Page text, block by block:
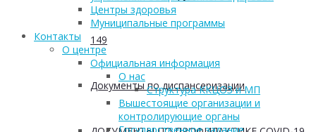
149
Документы по диспансеризации
Центры здоровья
Муниципальные программы
Контакты
О центре
Официальная информация
О нас
Структура ККЦОЗ и МП
Вышестоящие организации и
контролирующие органы